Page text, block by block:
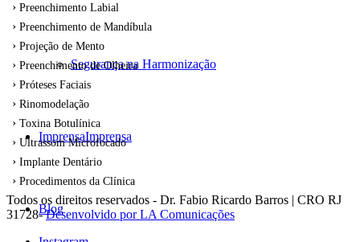
Segurança na Harmonização
ImprensaImprensa
Blog
Preenchimento Labial
Preenchimento de Mandíbula
Projeção de Mento
Preenchimento de Olheira
Próteses Faciais
Rinomodelação
Toxina Botulínica
Ultrassom Microfocado
Implante Dentário
Procedimentos da Clínica
Todos os direitos reservados - Dr. Fabio Ricardo Barros | CRO RJ
31728-Desenvolvido por LA Comunicações